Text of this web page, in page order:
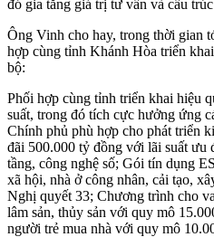
đó gia tăng giá trị tư vấn và cấu
Ông Vinh cho hay, trong thời gian
hợp cùng tỉnh Khánh Hòa triển
bộ:
Phối hợp cùng tỉnh triển khai hiệu
suất, trong đó tích cực hưởng ứng
Chính phủ phù hợp cho phát triển
đãi 500.000 tỷ đồng với lãi suất ưu
tầng, công nghệ số; Gói tín dụng
xã hội, nhà ở công nhân, cải tạo,
Nghị quyết 33; Chương trình cho
lâm sản, thủy sản với quy mô
người trẻ mua nhà với quy mô